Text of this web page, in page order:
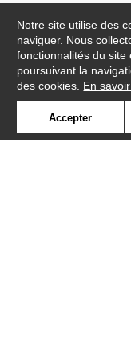
Notre site utilise des
naviguer. Nous
fonctionnalités du site
poursuivant la
des cookies. En
Accepter